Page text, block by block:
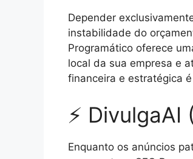
Depender
instabilidade do
Programático oferece
local da sua empresa e
financeira e estratégica
⚡
Enquanto os anúncios